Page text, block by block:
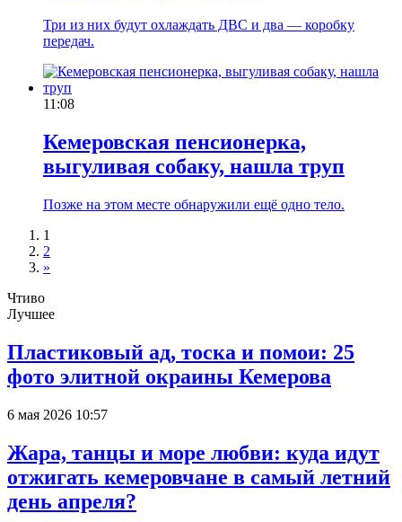
Три из них будут охлаждать ДВС и два — коробку
передач.
11:08
Кемеровская пенсионерка,
выгуливая собаку, нашла труп
Позже на этом месте обнаружили ещё одно тело.
1
2
»
Чтиво
Лучшее
Пластиковый ад, тоска и помои: 25
фото элитной окраины Кемерова
6 мая 2026 10:57
Жара, танцы и море любви: куда идут
отжигать кемеровчане в самый летний
день апреля?